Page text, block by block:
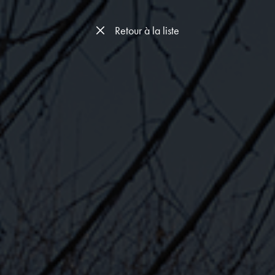
Retour à la liste